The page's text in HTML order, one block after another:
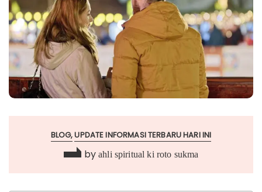
BLOG UPDATE INFORMASI TERBARU HARI INI
byahli spiritual ki roto sukma